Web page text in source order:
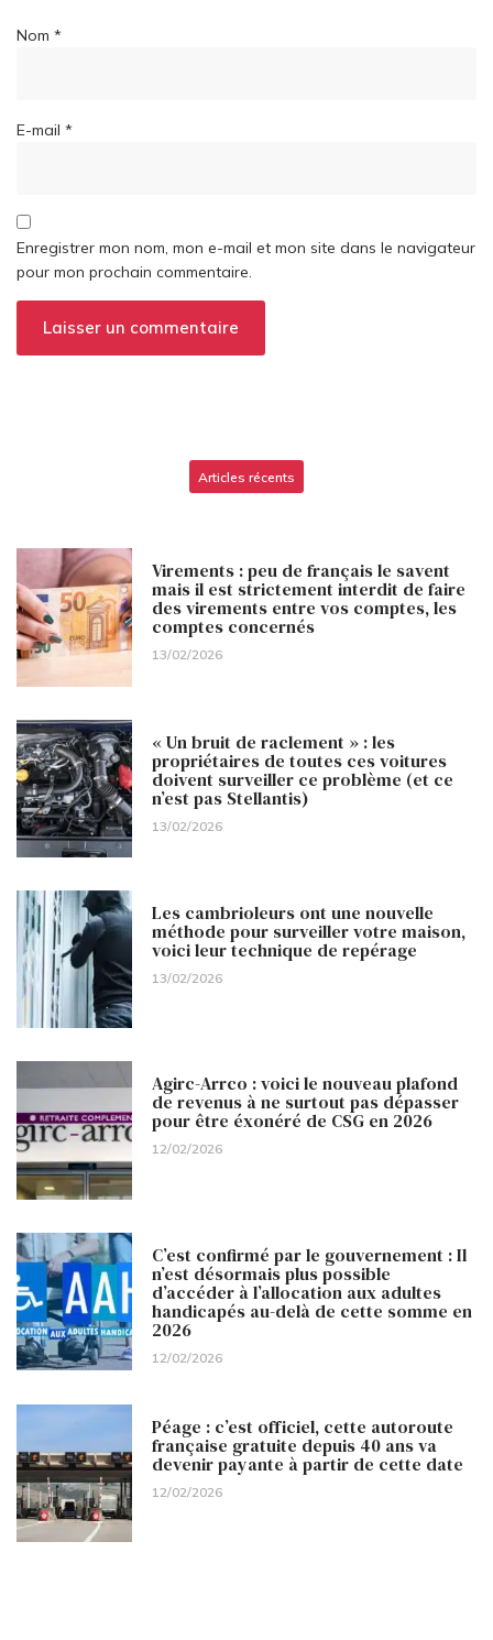
Nom *
E-mail *
Enregistrer mon nom, mon e-mail et mon site dans le navigateur
pour mon prochain commentaire.
Articles récents
Virements : peu de français le savent
mais il est strictement interdit de faire
des virements entre vos comptes, les
comptes concernés
13/02/2026
« Un bruit de raclement » : les
propriétaires de toutes ces voitures
doivent surveiller ce problème (et ce
n’est pas Stellantis)
13/02/2026
Les cambrioleurs ont une nouvelle
méthode pour surveiller votre maison,
voici leur technique de repérage
13/02/2026
Agirc-Arrco : voici le nouveau plafond
de revenus à ne surtout pas dépasser
pour être éxonéré de CSG en 2026
12/02/2026
C’est confirmé par le gouvernement : Il
n’est désormais plus possible
d’accéder à l’allocation aux adultes
handicapés au-delà de cette somme en
2026
12/02/2026
Péage : c’est officiel, cette autoroute
française gratuite depuis 40 ans va
devenir payante à partir de cette date
12/02/2026